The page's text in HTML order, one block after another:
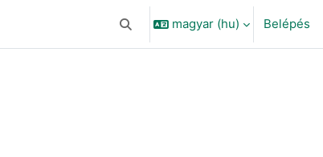
Keresési bemeneti adatok váltása
magyar ‎(hu)‎ Belépés